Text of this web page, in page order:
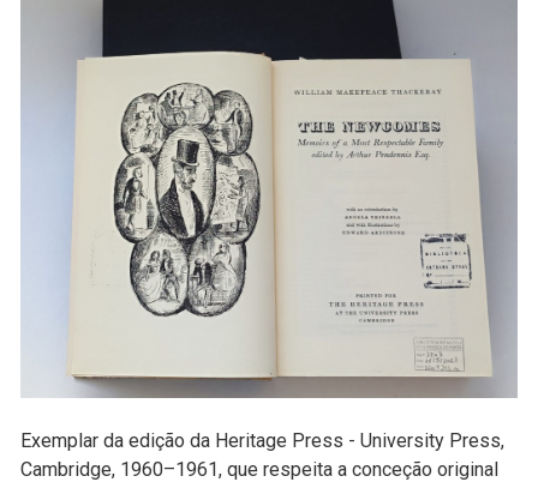
Exemplar da edição da Heritage Press - University Press,
Cambridge, 1960–1961, que respeita a conceção original